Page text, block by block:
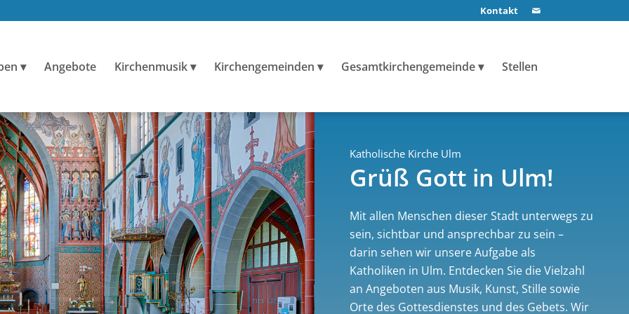
Kontakt
Angebote Kirchenmusik Kirchengemeinden Gesamtkirchengemeinde Stellen
Katholische Kirche Ulm
Grüß Gott in Ulm!
Mit allen Menschen dieser Stadt unterwegs zu
sein, sichtbar und ansprechbar zu sein –
darin sehen wir unsere Aufgabe als
Katholiken in Ulm. Entdecken Sie die Vielzahl
an Angeboten aus Musik, Kunst, Stille sowie
Orte des Gottesdienstes und des Gebets. Wir